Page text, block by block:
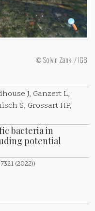
© Solvin Zankl / IGB
J, Ganzert L,
S, Grossart HP,
bacteria in
potential
(2022))